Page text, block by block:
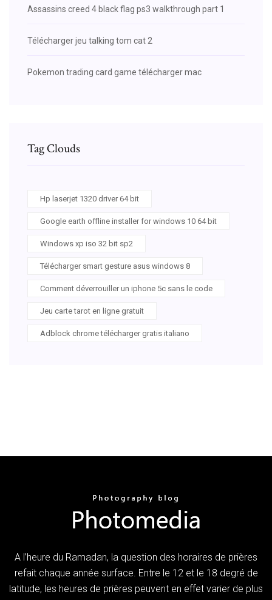
Assassins creed 4 black flag ps3 walkthrough part 1
Télécharger jeu talking tom cat 2
Pokemon trading card game télécharger mac
Tag Clouds
Hp laserjet 1320 driver 64 bit
Google earth offline installer for windows 10 64 bit
Windows xp iso 32 bit sp2
Télécharger smart gesture asus windows 8
Comment déverrouiller un iphone 5c sans le code
Jeu carte tarot en ligne gratuit
Adblock chrome télécharger gratis italiano
A l’heure du Ramadan, la question des horaires de prières
refait chaque année surface. Entre le 12 et le 18 degré de
latitude, les heures de prières peuvent en effet varier de plus